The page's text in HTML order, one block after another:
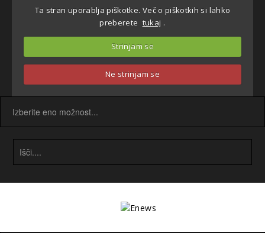
Ta stran uporablja piškotke. Več o piškotkih si lahko
preberete tukaj .
Strinjam se
Ne strinjam se